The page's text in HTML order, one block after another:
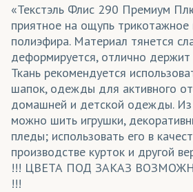
«Текстэль Флис 290 Премиум
приятное на ощупь трикотажное
полиэфира. Материал тянется
деформируется, отлично
Ткань рекомендуется
шапок, одежды для активного
домашней и детской одежды.
можно шить игрушки,
пледы; использовать его в
производстве курток и другой
!!! ЦВЕТА ПОД ЗАКАЗ
!!!